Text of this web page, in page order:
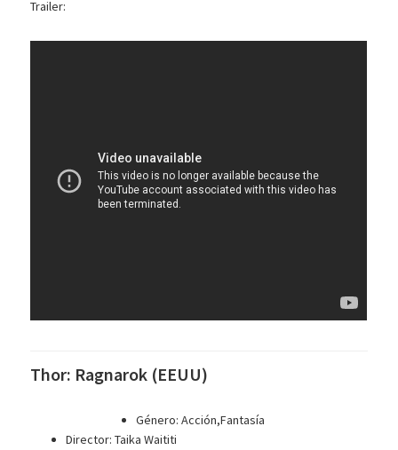
Trailer:
Thor: Ragnarok (EEUU)
Género: Acción,Fantasía
Director: Taika Waititi